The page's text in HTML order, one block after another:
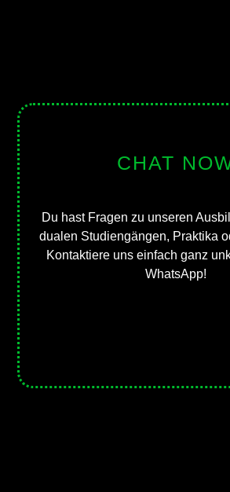
CHAT
Du hast Fragen zu unseren
dualen Studiengängen, Praktika
Kontaktiere uns einfach ganz
WhatsApp!